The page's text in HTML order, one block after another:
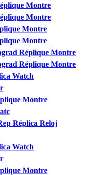
Montre
Montre
Montre
Montre
Réplique Montre
Réplique Montre
Watch
Montre
Réplica Reloj
Watch
Montre